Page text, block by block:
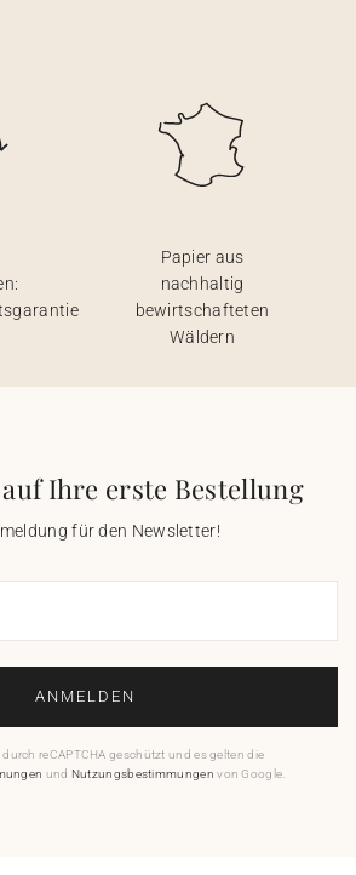
Papier aus
nachhaltig
bewirtschafteten
Wäldern
auf Ihre erste Bestellung
für den Newsletter!
ANMELDEN
durch reCAPTCHA geschützt und es gelten die
und Nutzungsbestimmungen von Google.